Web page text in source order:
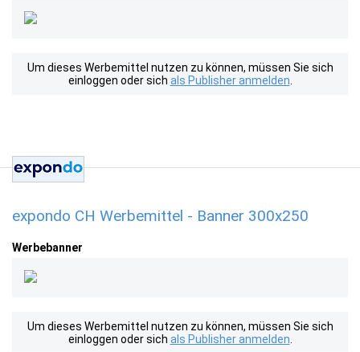
Um dieses Werbemittel nutzen zu können, müssen Sie sich
einloggen oder sich als Publisher anmelden
expondo CH Werbemittel - Banner 300x250
Werbebanner
Um dieses Werbemittel nutzen zu können, müssen Sie sich
einloggen oder sich als Publisher anmelden